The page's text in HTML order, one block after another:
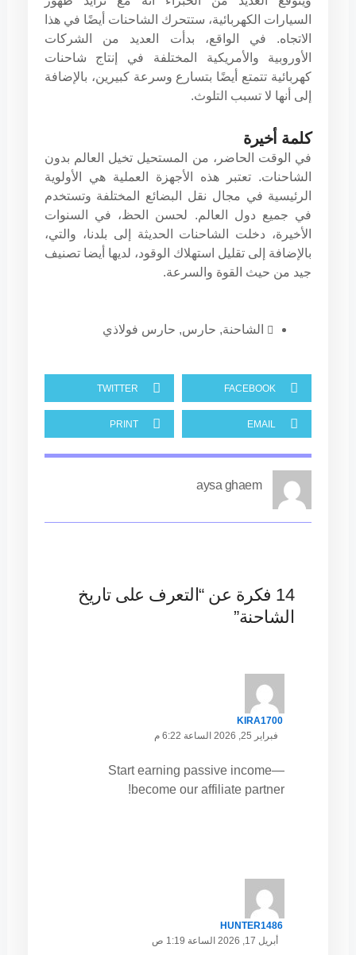
السيارات الكهربائية، ستتحرك الشاحنات أيضًا في هذا
الاتجاه. في الواقع، بدأت العديد من الشركات
الأوروبية والأمريكية المختلفة في إنتاج شاحنات
كهربائية تتمتع أيضًا بتسارع وسرعة كبيرين، بالإضافة
إلى أنها لا تسبب التلوث.
كلمة أخيرة
في الوقت الحاضر، من المستحيل تخيل العالم بدون
الشاحنات. تعتبر هذه الأجهزة العملية هي الأولوية
الرئيسية في مجال نقل البضائع المختلفة وتستخدم
في جميع دول العالم. لحسن الحظ، في السنوات
الأخيرة، دخلت الشاحنات الحديثة إلى بلدنا، والتي،
بالإضافة إلى تقليل استهلاك الوقود، لديها أيضا تصنيف
جيد من حيث القوة والسرعة.
الشاحنة, حارس, حارس فولاذي
FACEBOOK
TWITTER
EMAIL
PRINT
aysa ghaem
14 فكرة عن “التعرف على تاريخ
الشاحنة”
KIRA1700
فبراير 25, 2026 الساعة 6:22 م
Start earning passive income—
become our affiliate partner!
HUNTER1486
أبريل 17, 2026 الساعة 1:19 ص